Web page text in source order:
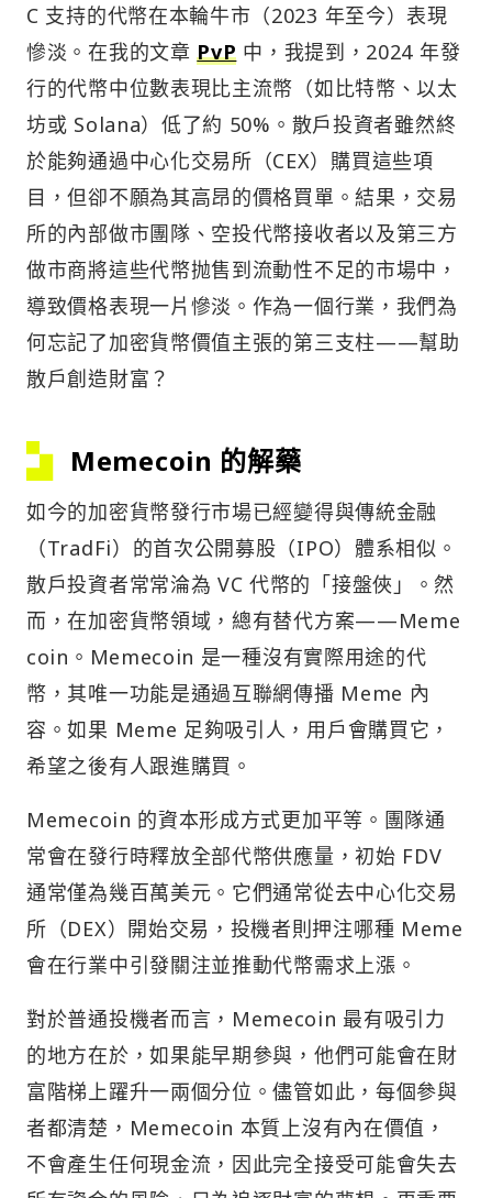
C 支持的代幣在本輪牛市（2023 年至今）表現
慘淡。在我的文章PvP 中，我提到，2024 年發
行的代幣中位數表現比主流幣（如比特幣、以太
坊或 Solana）低了約 50%。散戶投資者雖然終
於能夠通過中心化交易所（CEX）購買這些項
目，但卻不願為其高昂的價格買單。結果，交易
所的內部做市團隊、空投代幣接收者以及第三方
做市商將這些代幣抛售到流動性不足的市場中，
導致價格表現一片慘淡。作為一個行業，我們為
何忘記了加密貨幣價值主張的第三支柱——幫助
散戶創造財富？
Memecoin 的解藥
如今的加密貨幣發行市場已經變得與傳統金融
（TradFi）的首次公開募股（IPO）體系相似。
散戶投資者常常淪為 VC 代幣的「接盤俠」。然
而，在加密貨幣領域，總有替代方案——Meme
coin。Memecoin 是一種沒有實際用途的代
幣，其唯一功能是通過互聯網傳播 Meme 內
容。如果 Meme 足夠吸引人，用戶會購買它，
希望之後有人跟進購買。
Memecoin 的資本形成方式更加平等。團隊通
常會在發行時釋放全部代幣供應量，初始 FDV
通常僅為幾百萬美元。它們通常從去中心化交易
所（DEX）開始交易，投機者則押注哪種 Meme
會在行業中引發關注並推動代幣需求上漲。
對於普通投機者而言，Memecoin 最有吸引力
的地方在於，如果能早期參與，他們可能會在財
富階梯上躍升一兩個分位。儘管如此，每個參與
者都清楚，Memecoin 本質上沒有內在價值，
不會產生任何現金流，因此完全接受可能會失去